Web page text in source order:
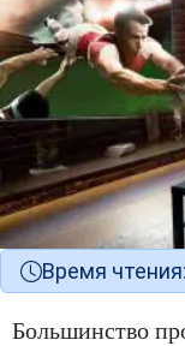
Время чтения:
Большинство